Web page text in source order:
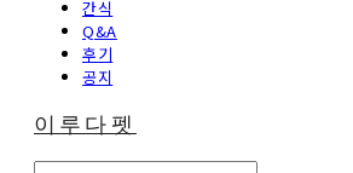
간식
Q&A
후기
공지
이루다펫